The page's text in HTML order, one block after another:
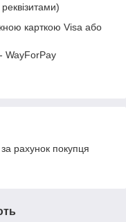
карткою Visa або
WayForPay
рахунок покупця